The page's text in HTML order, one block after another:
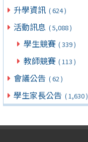
升學資訊 ( 624 )
活動訊息 ( 5,088 )
學生競賽 ( 339 )
教師競賽 ( 113 )
會議公告 ( 62 )
學生家長公告 ( 1,630 )